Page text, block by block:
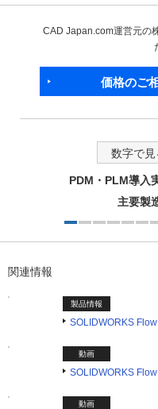
CAD Japan.com運営元の
価格のご
数字で
PDM・PLM導入
主要製
関連情報
製品情報
SOLIDWORKS
動画
SOLIDWORKS
動画